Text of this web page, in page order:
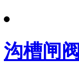
沟槽闸阀